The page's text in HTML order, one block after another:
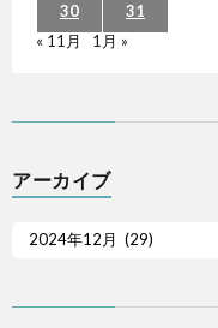
30
31
« 11月
1月 »
アーカイブ